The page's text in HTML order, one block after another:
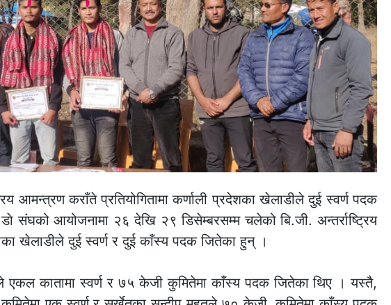
आमन्त्रण कराँते प्रतियोगितामा कर्णाली प्रदेशका खेलाडीले दुई स्वर्ण पदक
संघको आयोजनामा २६ देखि २९ डिसेम्बरसम्म चलेको बि.जी. अन्तर्राष्ट्रिय
खेलाडीले दुई स्वर्ण र दुई काँस्य पदक जितेका हुन् ।
एकल कातामा स्वर्ण र ७५ केजी कुमितेमा काँस्य पदक जितेका थिए । यस्तै,